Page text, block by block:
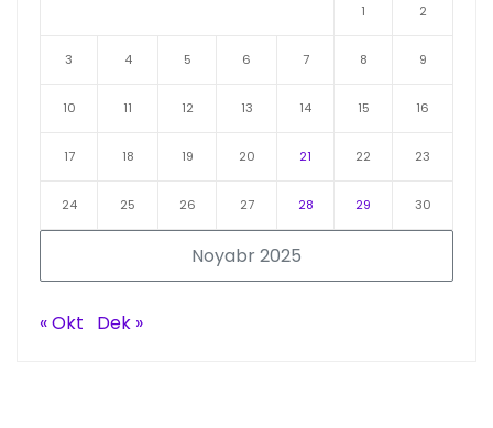
Noyabr 2025
1 2
3 4 5 6 7 8 9
10 11 12 13 14 15 16
17 18 19 20 21 22 23
24 25 26 27 28 29 30
« Okt Dek »